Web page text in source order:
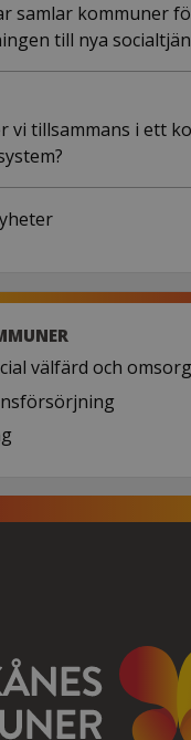
samlar kommuner
till nya
vi tillsammans i ett
välfärd och omsorg